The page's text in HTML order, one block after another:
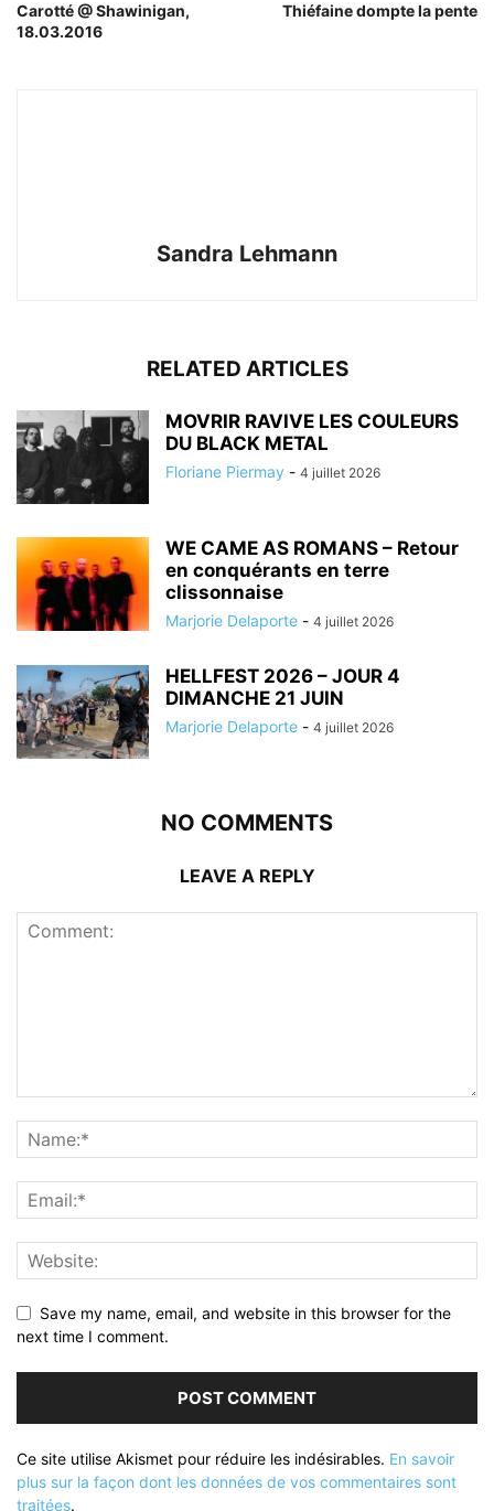
Carotté @ Shawinigan,
18.03.2016
Thiéfaine dompte la pente
Sandra Lehmann
RELATED ARTICLES
MOVRIR RAVIVE LES COULEURS
DU BLACK METAL
Floriane Piermay - 4 juillet 2026
WE CAME AS ROMANS – Retour
en conquérants en terre
clissonnaise
Marjorie Delaporte - 4 juillet 2026
HELLFEST 2026 – JOUR 4
DIMANCHE 21 JUIN
Marjorie Delaporte - 4 juillet 2026
NO COMMENTS
LEAVE A REPLY
Save my name, email, and website in this browser for the
next time I comment.
Ce site utilise Akismet pour réduire les indésirables. En savoir
plus sur la façon dont les données de vos commentaires sont
traitées.